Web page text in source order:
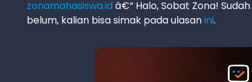
zonamahasiswa.id â€“ Halo, Sobat Zona!
belum, kalian bisa simak pada ulasanini.